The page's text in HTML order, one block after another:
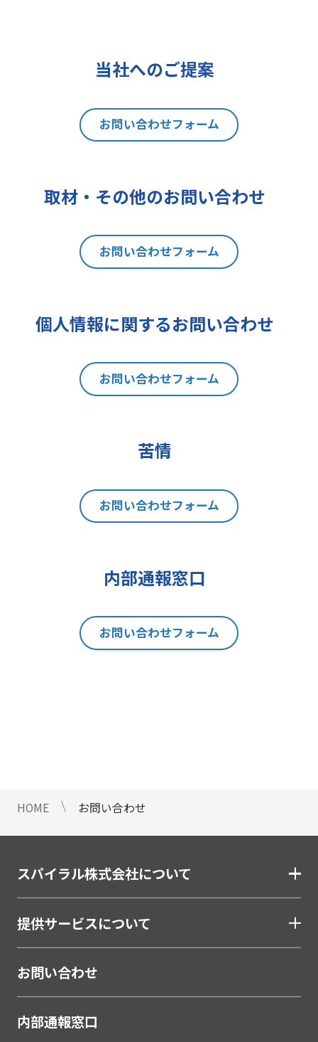
ご提出頂く個人情報について、貴方
正、追加又は削除、利用の停止、消
去及び第三者への提供の停止（以下
「開示等」といいます。）を請求す
は、後述の消費者相談・苦情窓口に
本手続きにあたり、貴方がご本人で
あることを確認させて頂きますこと
をご了承下さい。
ご提出頂く個人情報について、開示
利を有します。
(1)取扱いの制限を要求する権利
(4)同意を撤回する権利
(5)GDPRの監督機関に不服を申し立
8 個人情報提出の任意性及び当該
情報を与えなかった場合に本人に生
にあたり、貴方の同意を得た場合に
す。但し、貴方の同意が頂けない場
合は、お問い合わせの回答、当社の
製品・サービスのご案内や当社が独
当社は、ご提出頂く個人情報につい
定を行いません。
10 当社Web サイトでのクッキー
（Cookie）の使用について
お客様がブラウザの設定でクッキー
の送受信を許可している場合、当社
Webサイトでクッキーまたは同種の
技術（Webビーコンなど）を使用し
て、お客様による当社Webサイトの
利用状況等のデータ（以下、「閲覧
当社へのご提案
お問い合わせフォーム
取材・その他のお問い合わせ
お問い合わせフォーム
個人情報に関するお問い合わせ
お問い合わせフォーム
苦情
お問い合わせフォーム
内部通報窓口
お問い合わせフォーム
HOME お問い合わせ
スパイラル株式会社について
提供サービスについて
お問い合わせ
内部通報窓口